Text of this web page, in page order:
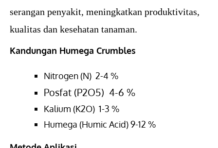
serangan penyakit, meningkatkan produktivitas,
kualitas dan kesehatan tanaman.
Kandungan Humega Crumbles
Nitrogen (N) 2-4 %
Posfat (P2O5) 4-6 %
Kalium (K2O) 1-3 %
Humega (Humic Acid) 9-12 %